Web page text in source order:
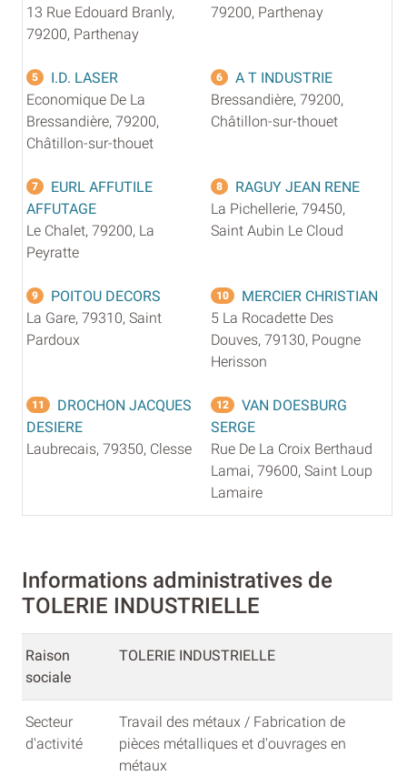
13 Rue Edouard Branly,
79200, Parthenay
79200, Parthenay
5
I.D. LASER
Economique De La
Bressandière, 79200,
Châtillon-sur-thouet
6
A T INDUSTRIE
Bressandière, 79200,
Châtillon-sur-thouet
7
EURL AFFUTILE
AFFUTAGE
Le Chalet, 79200, La
Peyratte
8
RAGUY JEAN RENE
La Pichellerie, 79450,
Saint Aubin Le Cloud
9
POITOU DECORS
La Gare, 79310, Saint
Pardoux
10
MERCIER CHRISTIAN
5 La Rocadette Des
Douves, 79130, Pougne
Herisson
11
DROCHON JACQUES
DESIERE
Laubrecais, 79350, Clesse
12
VAN DOESBURG
SERGE
Rue De La Croix Berthaud
Lamai, 79600, Saint Loup
Lamaire
Informations administratives de
TOLERIE INDUSTRIELLE
Raison
sociale
TOLERIE INDUSTRIELLE
Secteur
d'activité
Travail des métaux / Fabrication de
pièces métalliques et d'ouvrages en
métaux